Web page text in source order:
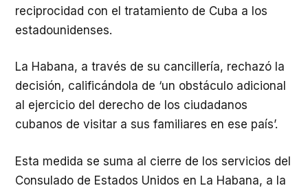
reciprocidad con el tratamiento de Cuba a los
estadounidenses.
La Habana, a través de su cancillería, rechazó la
decisión, calificándola de ‘un obstáculo adicional
al ejercicio del derecho de los ciudadanos
cubanos de visitar a sus familiares en ese país’.
Esta medida se suma al cierre de los servicios del
Consulado de Estados Unidos en La Habana, a la